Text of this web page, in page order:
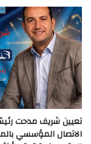
تعيين شريف مدحت
الاتصال المؤسسي